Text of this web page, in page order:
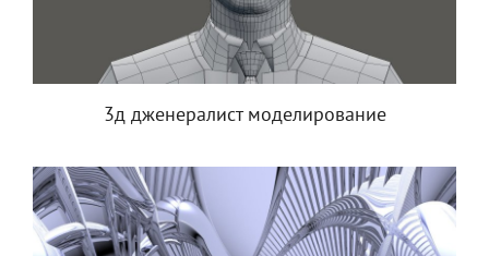
3д дженералист моделирование